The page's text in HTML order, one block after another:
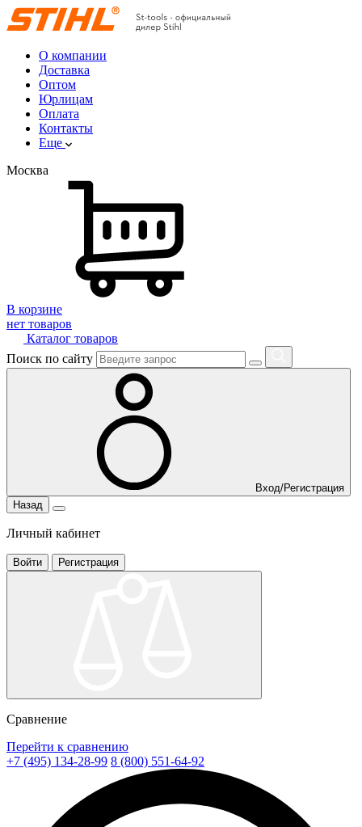
О компании
Доставка
Оптом
Юрлицам
Оплата
Контакты
Еще
Москва
В корзине
нет товаров
Каталог товаров
Поиск по сайту
Вход/Регистрация
Назад
Личный кабинет
Войти Регистрация
Сравнение
Перейти к сравнению
+7 (495) 134-28-99 8 (800) 551-64-92